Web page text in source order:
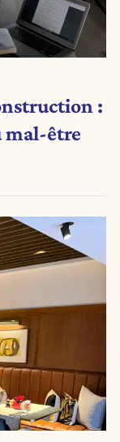
:
mal-être